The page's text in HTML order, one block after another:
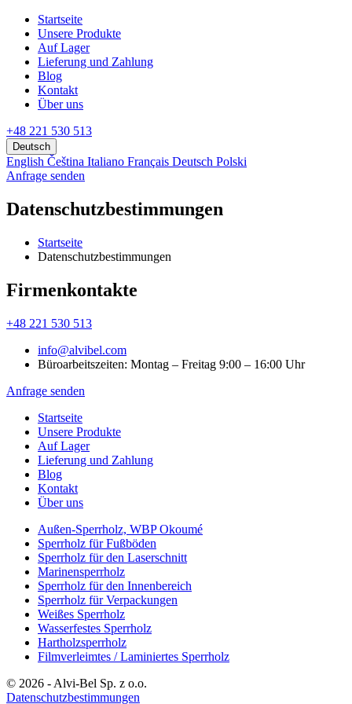
Startseite
Unsere Produkte
Аuf Lager
Lieferung und Zahlung
Blog
Kontakt
Über uns
+48 221 530 513
Deutsch
English Čeština Italiano Français Deutsch Polski
Anfrage senden
Datenschutzbestimmungen
Startseite
Datenschutzbestimmungen
Firmenkontakte
+48 221 530 513
info@alvibel.com
Büroarbeitszeiten: Montag – Freitag 9:00 – 16:00 Uhr
Anfrage senden
Startseite
Unsere Produkte
Аuf Lager
Lieferung und Zahlung
Blog
Kontakt
Über uns
Außen-Sperrholz, WBP Okoumé
Sperrholz für Fußböden
Sperrholz für den Laserschnitt
Marinensperrholz
Sperrholz für den Innenbereich
Sperrholz für Verpackungen
Weißes Sperrholz
Wasserfestes Sperrholz
Hartholzsperrholz
Filmverleimtes / Laminiertes Sperrholz
© 2026 - Alvi-Bel Sp. z o.o.
Datenschutzbestimmungen